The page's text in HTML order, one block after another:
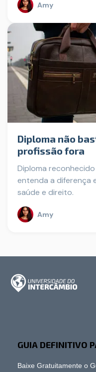
Amy
Diploma não
profissão fora
Diploma
entenda a diferença
saúde e direito.
Amy
GUIA DEFINITIVO
Baixe Gratuitamente o